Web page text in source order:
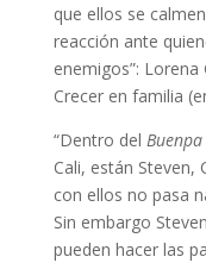
que ellos se
reacción ante
enemigos”:
Crecer en familia
“Dentro del Buenpa
Cali, están Steven,
con ellos no pasa
Sin embargo
pueden hacer las